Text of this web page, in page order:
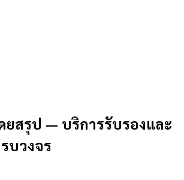
ยสรุป — บริการรับรองและ
บวงจร